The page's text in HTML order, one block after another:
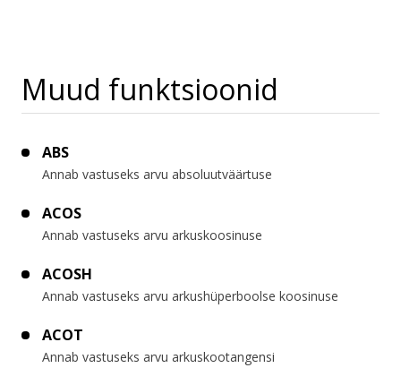
Muud funktsioonid
ABS
Annab vastuseks arvu absoluutväärtuse
ACOS
Annab vastuseks arvu arkuskoosinuse
ACOSH
Annab vastuseks arvu arkushüperboolse koosinuse
ACOT
Annab vastuseks arvu arkuskootangensi